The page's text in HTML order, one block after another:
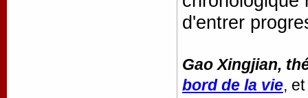
d'entrer
Gao Xingjian,
bord de la vie, et